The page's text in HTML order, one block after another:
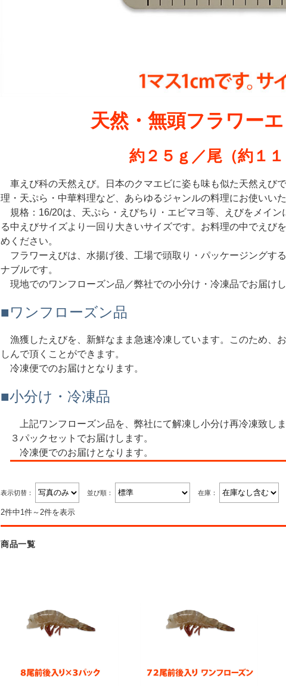
天然・無頭フラワーエ
約２５ｇ／尾（約１１
車えび科の天然えび。日本のクマエビに姿も味も似た天然えび
理・天ぷら・中華料理など、あらゆるジャンルの料理にお使いいた
規格：16/20は、天ぷら・えびちり・エビマヨ等、えびをメイ
る中えびサイズより一回り大きいサイズです。お料理の中でえび
めください。
フラワーえびは、水揚げ後、工場で頭取り・パッケージングす
ナブルです。
現地でのワンフローズン品／弊社での小分け・冷凍品でお届けし
■ワンフローズン品
漁獲したえびを、新鮮なまま急速冷凍しています。このため、
しんで頂くことができます。
冷凍便でのお届けとなります。
■小分け・冷凍品
上記ワンフローズン品を、弊社にて解凍し小分け再冷凍致し
３パックセットでお届けします。
冷凍便でのお届けとなります。
表示切替： 並び順： 在庫：
2件中1件～2件を表示
商品一覧